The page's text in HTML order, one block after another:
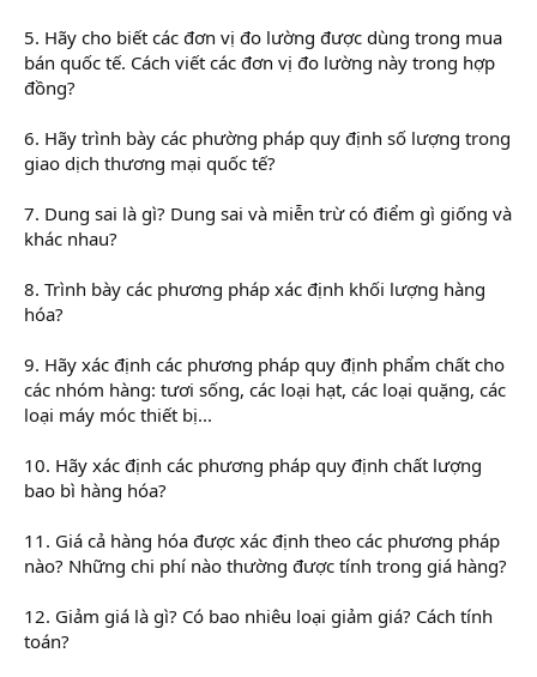
5. Hãy cho biết các đơn vị đo lường được dùng trong mua
bán quốc tế. Cách viết các đơn vị đo lường này trong hợp
đồng?
6. Hãy trình bày các phường pháp quy định số lượng trong
giao dịch thương mại quốc tế?
7. Dung sai là gì? Dung sai và miễn trừ có điểm gì giống và
khác nhau?
8. Trình bày các phương pháp xác định khối lượng hàng
hóa?
9. Hãy xác định các phương pháp quy định phẩm chất cho
các nhóm hàng: tươi sống, các loại hạt, các loại quặng, các
loại máy móc thiết bị...
10. Hãy xác định các phương pháp quy định chất lượng
bao bì hàng hóa?
11. Giá cả hàng hóa được xác định theo các phương pháp
nào? Những chi phí nào thường được tính trong giá hàng?
12. Giảm giá là gì? Có bao nhiêu loại giảm giá? Cách tính
toán?